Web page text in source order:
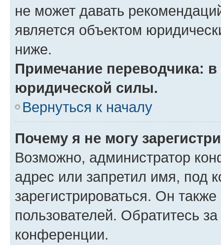
не может давать
является объектом
ниже.
Примечание переводчика:
юридической силы.
Вернуться к началу
Почему я не могу
Возможно, администратор
адрес или запретил имя, под
зарегистрироваться. Он
пользователей. Обратитесь
конференции.